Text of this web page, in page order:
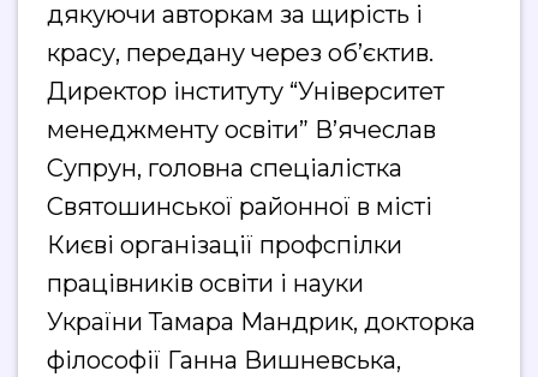
дякуючи авторкам за щирість і
красу, передану через об’єктив.
Директор інституту “Університет
менеджменту освіти” В’ячеслав
Супрун, головна спеціалістка
Святошинської районної в місті
Києві організації профспілки
працівників освіти і науки
України Тамара Мандрик, докторка
філософії Ганна Вишневська,